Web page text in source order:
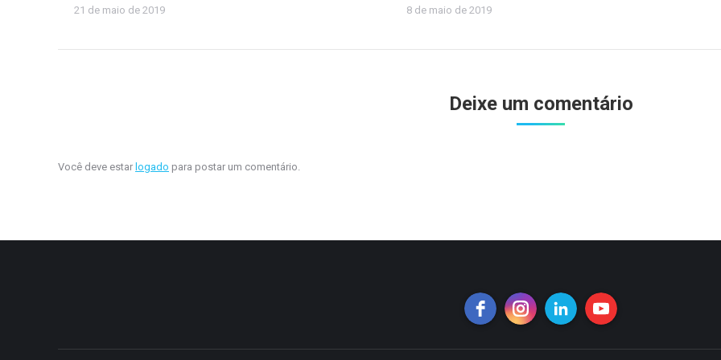
21 de maio de 2019 8 de maio de 2019
Deixe um comentário
Você deve estar logado para postar um comentário.